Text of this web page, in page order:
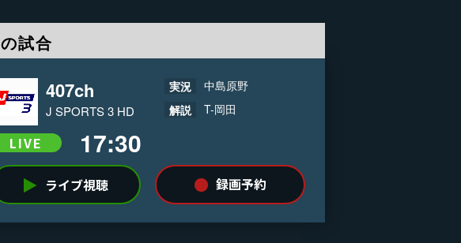
の試合
407ch
J SPORTS 3 HD
LIVE 17:30
実況
中島原野
解説
T-岡田
ライブ視聴 録画予約